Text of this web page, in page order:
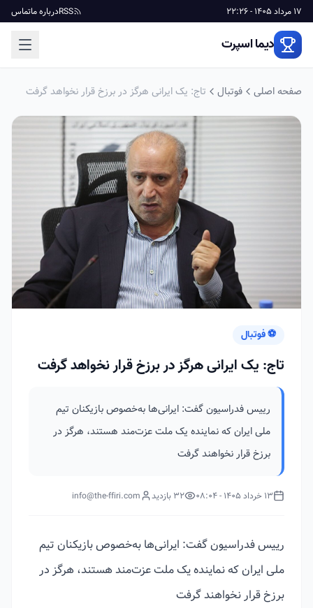
17 مرداد 1405 - 22:26 RSSدرباره ماتماس
دیما اسپرت
صفحه اصلی فوتبال تاج: یک ایرانی هرگز در برزخ قرار نخواهد گرفت
⚽ فوتبال
تاج: یک ایرانی هرگز در برزخ قرار نخواهد گرفت
رییس فدراسیون گفت: ایرانی‌ها به‌خصوص بازیکنان تیم
ملی ایران که نماینده یک ملت عزت‌مند هستند، هرگز در
برزخ قرار نخواهند گرفت
13 خرداد 1405 - 08:04 32 بازدید info@the-ffiri.com
رییس فدراسیون گفت: ایرانی‌ها به‌خصوص بازیکنان تیم
ملی ایران که نماینده یک ملت عزت‌مند هستند، هرگز در
برزخ قرار نخواهند گرفت